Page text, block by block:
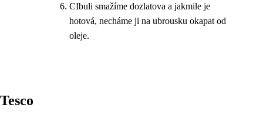
CIbuli smažíme dozlatova a jakmile je
hotová, necháme ji na ubrousku okapat od
oleje.
Tesco